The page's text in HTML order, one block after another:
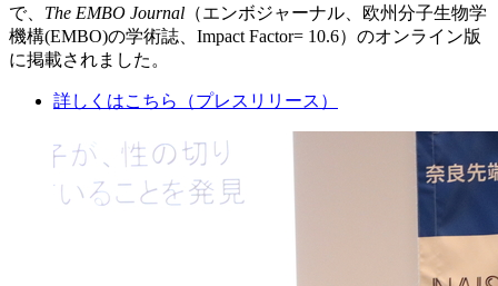
で、 The EMBO Journal （エンボジャーナル、欧州分子生物学
機構(EMBO)の学術誌、Impact Factor= 10.6）のオンライン版
に掲載されました。
詳しくはこちら（プレスリリース）